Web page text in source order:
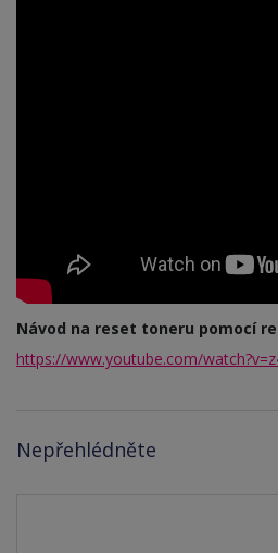
Návod na reset toneru pomocí
https://www.youtube.com/
Nepřehlédněte